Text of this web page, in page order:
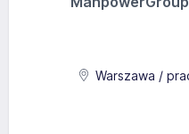
Warszawa /